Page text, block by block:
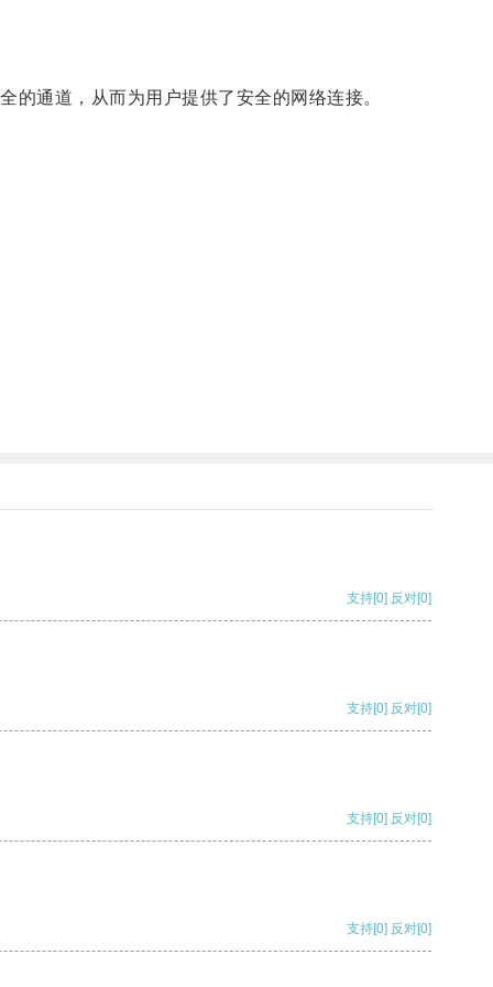
通道，从而为用户提供了安全的网络连接。
支持[0] 反对[0]
支持[0] 反对[0]
支持[0] 反对[0]
支持[0] 反对[0]